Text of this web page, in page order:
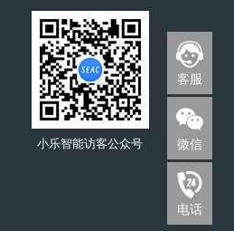
小乐智能访客公众号
客服
微信
电话